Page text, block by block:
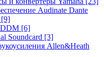
Audinate Dante
[9]
[6]
Soundcard [3]
Allen&Heath